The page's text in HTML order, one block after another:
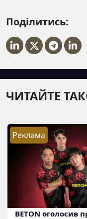
Поділитись:
ЧИТАЙТЕ
Реклама
BETON оголосив